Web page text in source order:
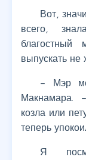
Вот,
всего,
благостный
выпускать не
– Мэр
Макнамара.
козла или
теперь
Я